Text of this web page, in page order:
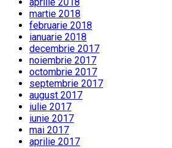
martie 2018
februarie 2018
ianuarie 2018
decembrie 2017
noiembrie 2017
octombrie 2017
septembrie 2017
august 2017
iulie 2017
iunie 2017
mai 2017
aprilie 2017